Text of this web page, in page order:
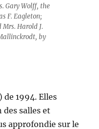
Gary Wolff, the
F. Eagleton;
Mrs. Harold J.
by
1994. Elles
salles et
approfondie sur le